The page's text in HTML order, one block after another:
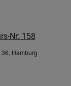
Nr: 158
Hamburg